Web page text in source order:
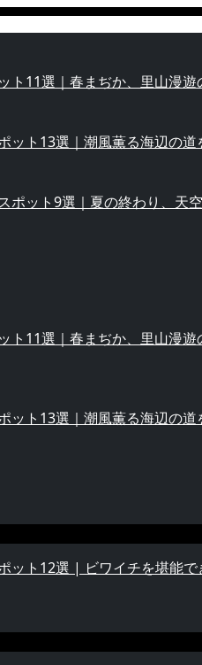
ト11選｜春まぢか、里山漫遊
ット13選｜潮風薫る海辺の道
ポット9選｜夏の終わり、天
ト11選｜春まぢか、里山漫遊
ット13選｜潮風薫る海辺の道
ット12選 | ビワイチを堪能で